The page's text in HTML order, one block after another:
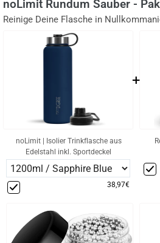
noLimit Rundum Sauber -
Reinige Deine Flasche in
noLimit | Isolier Trinkflasche aus
Edelstahl inkl. Sportdeckel
38,97€
+